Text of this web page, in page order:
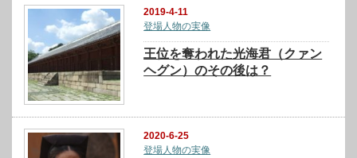
2019-4-11
登場人物の実像
王位を奪われた光海君（クァン
ヘグン）のその後は？
2020-6-25
登場人物の実像